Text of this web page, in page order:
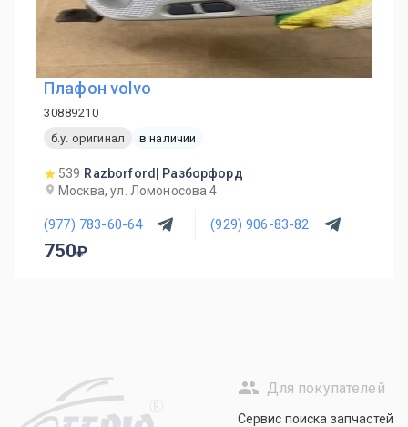
Плафон volvo
30889210
б.у. оригинал
в наличии
539 Razborford| Разборфорд
Москва, ул. Ломоносова 4
(977) 783-60-64 (929) 906-83-82
750
R
Для покупателей
Сервис поиска запчастей